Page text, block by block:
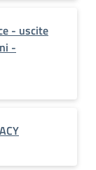
- uscite
-